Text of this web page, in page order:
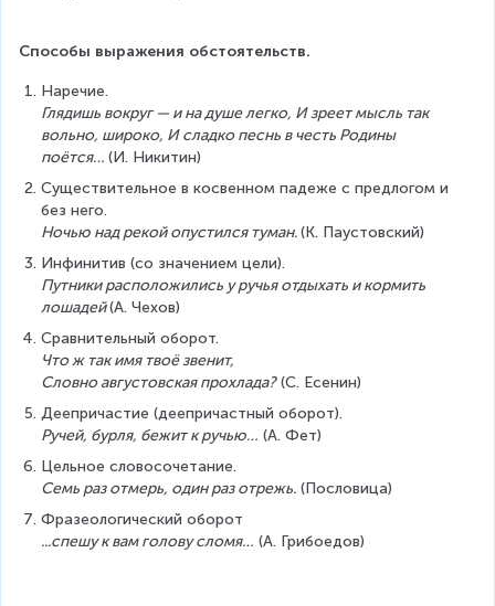
Способы выражения обстоятельств.
Наречие.
Глядишь вокруг — и на душе легко, И зреет мысль так
вольно, широко, И сладко песнь в честь Родины
поётся… (И. Никитин)
Существительное в косвенном падеже с предлогом и
без него.
Ночью над рекой опустился туман. (К. Паустовский)
Инфинитив (со значением цели).
Путники расположились у ручья отдыхать и кормить
лошадей (А. Чехов)
Сравнительный оборот.
Что ж так имя твоё звенит,
Словно августовская прохлада? (С. Есенин)
Деепричастие (деепричастный оборот).
Ручей, бурля, бежит к ручью… (А. Фет)
Цельное словосочетание.
Семь раз отмерь, один раз отрежь. (Пословица)
Фразеологический оборот
...спешу к вам голову сломя… (А. Грибоедов)